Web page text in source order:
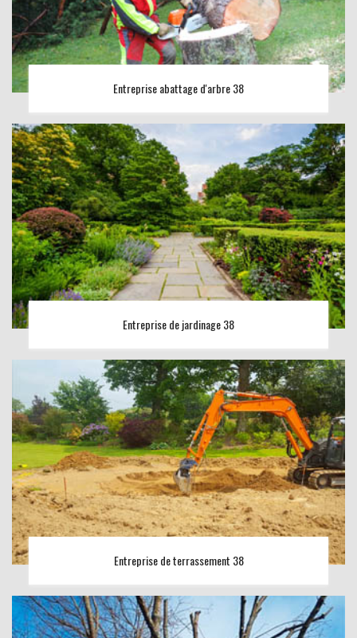
Entreprise abattage d'arbre 38
Entreprise de jardinage 38
Entreprise de terrassement 38